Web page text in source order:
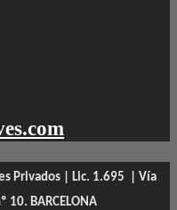
Privados | Lic. 1.695 | Vía
10. BARCELONA